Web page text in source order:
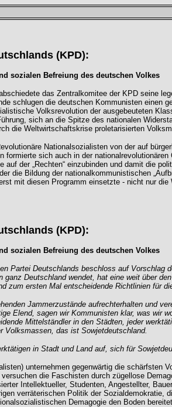
(KPD):
sozialen Befreiung des deutschen Volkes
das Zentralkomitee der KPD seine
schlugen die deutschen Kommunisten
Volksrevolution der ausgebeuteten
sich an die Spitze des nationalen
die Weltwirtschaftskrise proletarisierten
Nationalsozialisten von der auf
formierte sich auch in der
auf der „Rechten“ einzubinden und damit die
die Bildung der nationalkommunistischen
mit diesen Programm einsetzte - nicht nur
(KPD):
sozialen Befreiung des deutschen Volkes
Partei Deutschlands beschloss auf
Deutschland wendet, hat eine weit über
zum ersten Mal entscheidende Richtlinien für
Jammerzustände aufrechterhalten und
Elend, sagen wir Kommunisten klar, was wir
Mittelständler in den Städten, jeder
Volksmassen, das ist Sowjetdeutschland.
in Stadt und Land auf, sich für
unternehmen gegenwärtig die schärfsten
die Faschisten durch zügellose
Intellektueller, Studenten, Angestellter,
verräterischen Politik der Sozialdemokratie,
Demagogie den Boden